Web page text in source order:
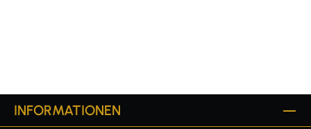
INFORMATIONEN